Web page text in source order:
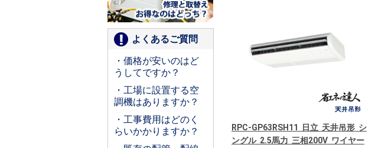
よくあるご質問
・価格が安いのはど
うしてですか？
・工場に設置する空
調機はありますか？
・工事費用はどのく
らいかかりますか？
RPC-GP63RSH11 日立 天井吊形 シ
ングル 2.5馬力 三相200V ワイヤー